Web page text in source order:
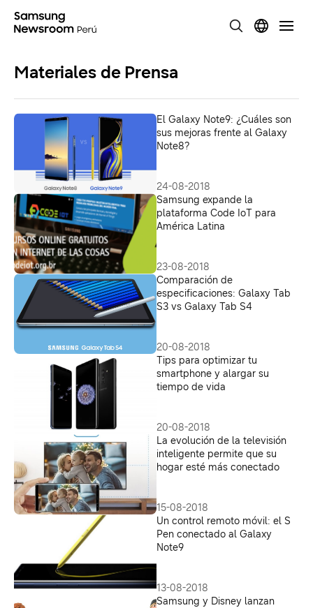
Materiales de Prensa
El Galaxy Note9: ¿Cuáles son
sus mejoras frente al Galaxy
Note8?
24-08-2018
Samsung expande la
plataforma Code IoT para
América Latina
23-08-2018
Comparación de
especificaciones: Galaxy Tab
S3 vs Galaxy Tab S4
20-08-2018
Tips para optimizar tu
smartphone y alargar su
tiempo de vida
20-08-2018
La evolución de la televisión
inteligente permite que su
hogar esté más conectado
15-08-2018
Un control remoto móvil: el S
Pen conectado al Galaxy
Note9
13-08-2018
Samsung y Disney lanzan